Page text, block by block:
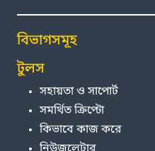
বিভাগসমূহ
টুলস
সহায়তা ও সাপোর্ট
সমর্থিত ক্রিপ্টো
কিভাবে কাজ করে